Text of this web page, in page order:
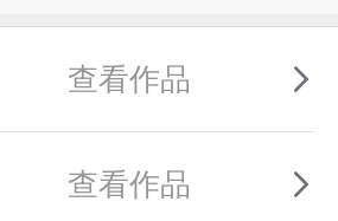
查看作品
查看作品